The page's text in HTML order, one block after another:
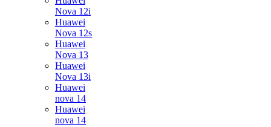
Nova 12i
Huawei
Nova 12s
Huawei
Nova 13
Huawei
Nova 13i
Huawei
nova 14
Huawei
nova 14